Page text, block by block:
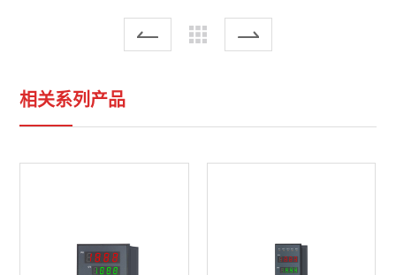
相关系列产品